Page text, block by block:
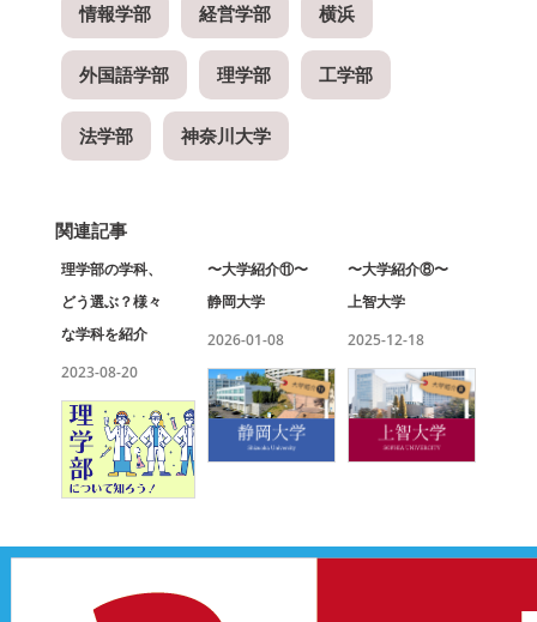
情報学部 経営学部 横浜
外国語学部 理学部 工学部
法学部 神奈川大学
関連記事
理学部の学科、
どう選ぶ？様々
な学科を紹介
2023-08-20
〜大学紹介⑪〜
静岡大学
2026-01-08
〜大学紹介⑧〜
上智大学
2025-12-18